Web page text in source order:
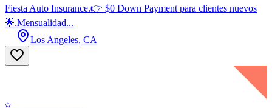
Fiesta Auto Insurance.👉 $0 Down Payment para clientes nuevos
🌟.Mensualidad...
Los Angeles, CA